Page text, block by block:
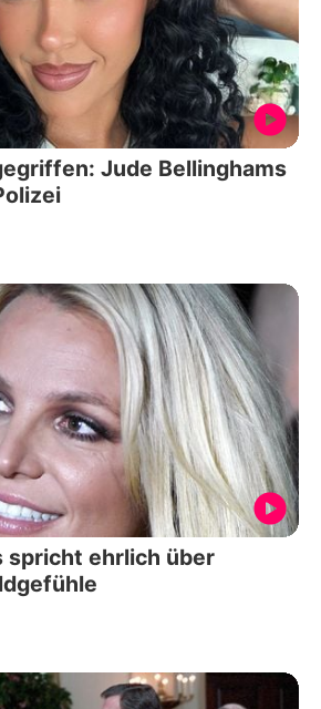
Jude Bellinghams
spricht ehrlich über